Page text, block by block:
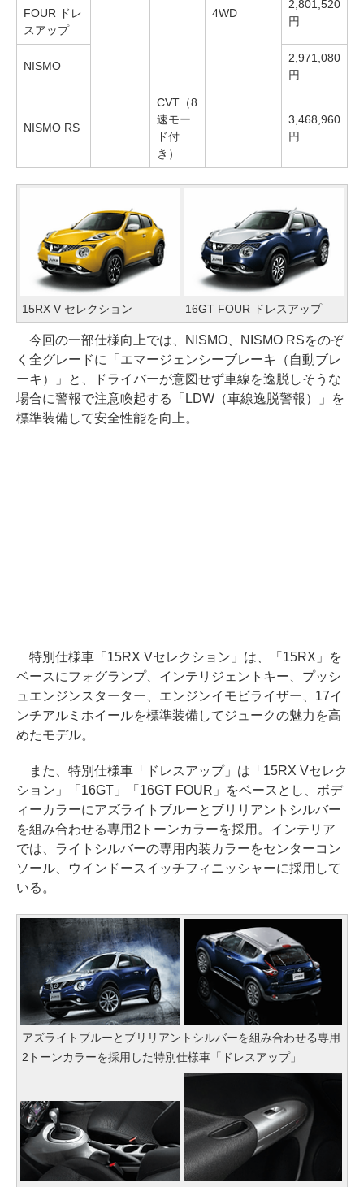
4WD
FOUR ドレ
スアップ
2,801,520
円
NISMO
2,971,080
円
NISMO RS
CVT（8
速モー
ド付
き）
3,468,960
円
15RX V セレクション 16GT FOUR ドレスアップ
今回の一部仕様向上では、NISMO、NISMO RSをのぞ
く全グレードに「エマージェンシーブレーキ（自動ブレ
ーキ）」と、ドライバーが意図せず車線を逸脱しそうな
場合に警報で注意喚起する「LDW（車線逸脱警報）」を
標準装備して安全性能を向上。
特別仕様車「15RX Vセレクション」は、「15RX」を
ベースにフォグランプ、インテリジェントキー、プッシ
ュエンジンスターター、エンジンイモビライザー、17イ
ンチアルミホイールを標準装備してジュークの魅力を高
めたモデル。
また、特別仕様車「ドレスアップ」は「15RX Vセレク
ション」「16GT」「16GT FOUR」をベースとし、ボデ
ィーカラーにアズライトブルーとブリリアントシルバー
を組み合わせる専用2トーンカラーを採用。インテリア
では、ライトシルバーの専用内装カラーをセンターコン
ソール、ウインドースイッチフィニッシャーに採用して
いる。
アズライトブルーとブリリアントシルバーを組み合わせる専用
2トーンカラーを採用した特別仕様車「ドレスアップ」